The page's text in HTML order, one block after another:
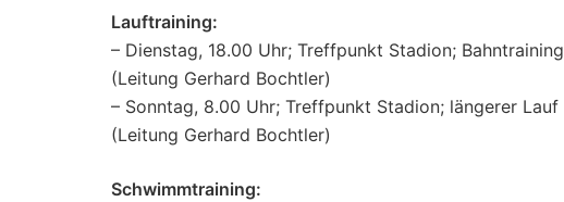
Lauftraining:
– Dienstag, 18.00 Uhr; Treffpunkt Stadion; Bahntraining
(Leitung Gerhard Bochtler)
– Sonntag, 8.00 Uhr; Treffpunkt Stadion; längerer Lauf
(Leitung Gerhard Bochtler)
Schwimmtraining: